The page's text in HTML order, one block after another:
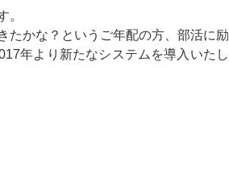
。
たかな？というご年配の方、部活に励
年より新たなシステムを導入いたし